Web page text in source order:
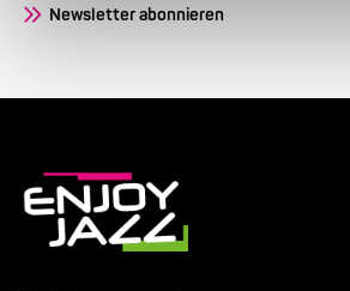
Newsletter abonnieren